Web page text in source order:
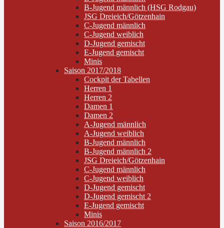
B-Jugend männlich (HSG Rodgau)
JSG Dreieich/Götzenhain
C-Jugend männlich
C-Jugend weiblich
D-Jugend gemischt
E-Jugend gemischt
Minis
Saison 2017/2018
Cockpit der Tabellen
Herren 1
Herren 2
Damen 1
Damen 2
A-Jugend männlich
A-Jugend weiblich
B-Jugend männlich
B-Jugend männlich 2
JSG Dreieich/Götzenhain
C-Jugend männlich
C-Jugend weiblich
D-Jugend gemischt
D-Jugend gemischt 2
E-Jugend gemischt
Minis
Saison 2016/2017